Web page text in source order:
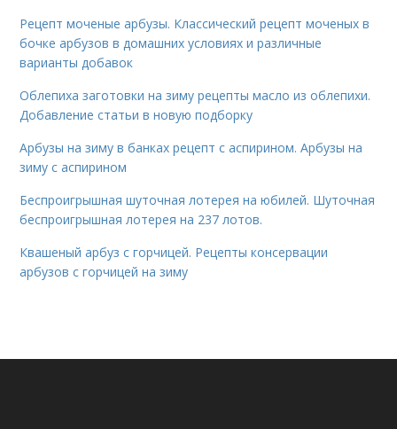
Рецепт моченые арбузы. Классический рецепт моченых в
бочке арбузов в домашних условиях и различные
варианты добавок
Облепиха заготовки на зиму рецепты масло из облепихи.
Добавление статьи в новую подборку
Арбузы на зиму в банках рецепт с аспирином. Арбузы на
зиму с аспирином
Беспроигрышная шуточная лотерея на юбилей. Шуточная
беспроигрышная лотерея на 237 лотов.
Квашеный арбуз с горчицей. Рецепты консервации
арбузов с горчицей на зиму